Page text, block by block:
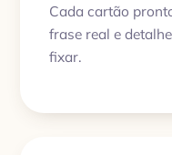
Cada cartão
frase real e
fixar.